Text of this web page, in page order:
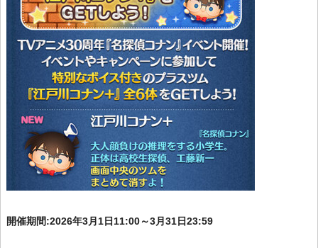
開催期間:2026年3月1日11:00～3月31日23:59